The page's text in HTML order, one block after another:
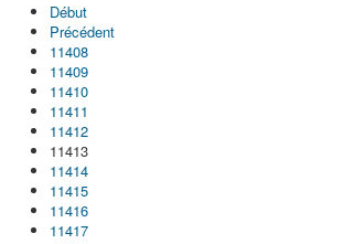
Début
Précédent
11408
11409
11410
11411
11412
11413
11414
11415
11416
11417